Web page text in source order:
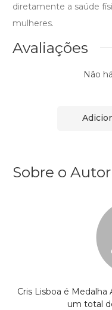
diretamente a saúde
mulheres.
Avaliações
Não
Sobre o Autor
Cris Lisboa é
um total